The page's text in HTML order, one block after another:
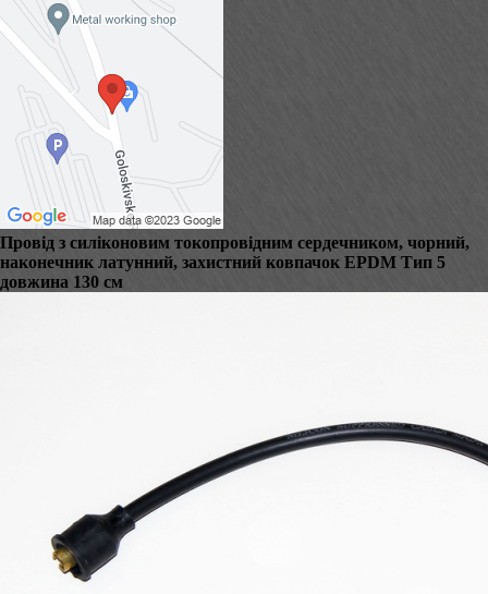
Провід з силіконовим токопровідним сердечником, чорний,
наконечник латунний, захистний ковпачок EPDM Тип 5
довжина 130 см